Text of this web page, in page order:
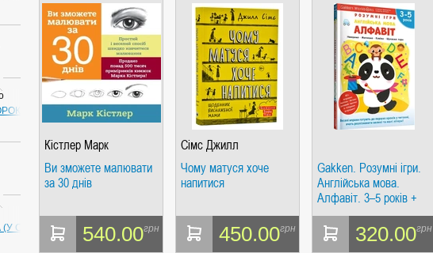
СЛАПОВСЬКИЙ О.І. ЧАС
(У СХЕМАХ, ТАБЛИЦЯХ, ВИЗНАЧЕННЯХ, СЦЕНАРІЯХ). АНТОНІНА ШЕВЧУК. МАНДРІВЕЦЬ
Кістлер Марк
Ви зможете малювати
за 30 днів
540.00грн
Сімс Джилл
Чому матуся хоче
напитися
450.00грн
Gakken. Розумні ігри.
Англійська мова.
Алфавіт. 3–5 років +
наліпки і багаторазові
сторінки320.00грн